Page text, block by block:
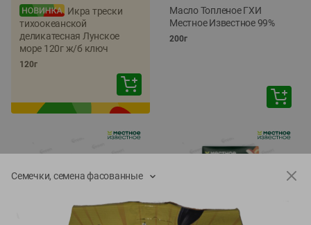
Икра трески
тихоокеанской
деликатесная Лунское
море 120г ж/б ключ
120г
Масло Топленое ГХИ
Местное Известное 99%
200г
Семечки, семена фасованные